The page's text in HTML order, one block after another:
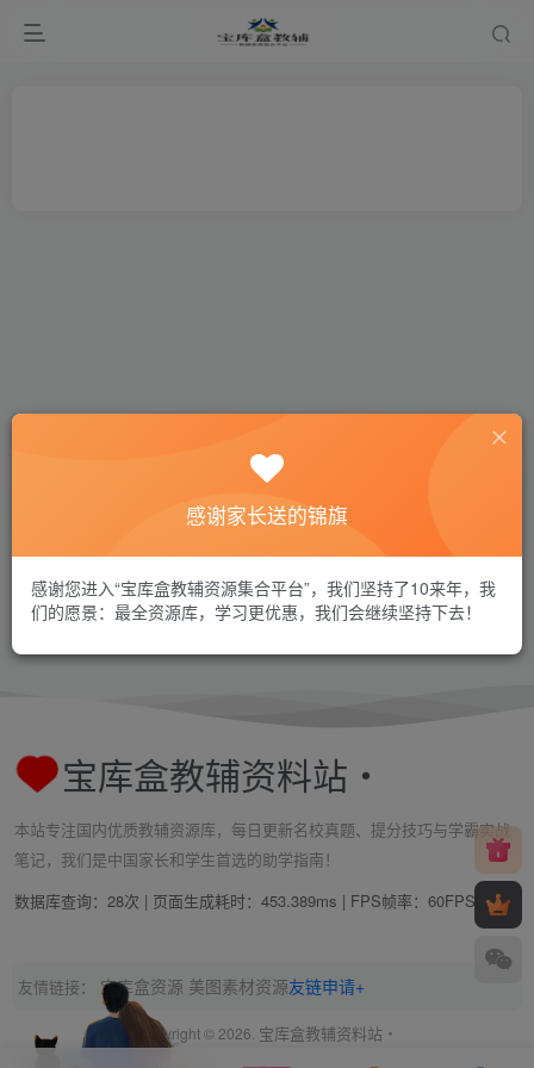
宝库盒教辅资料站・
本站专注国内优质教辅资源库，每日更新名校真题、提分技巧与学霸实战
笔记，我们是中国家长和学生首选的助学指南！
数据库查询：28次 | 页面生成耗时：453.389ms | FPS帧率： 60FPS
友情链接： 宝库盒资源 美图素材资源友链申请+
Copyright © 2026. 宝库盒教辅资料站・
感谢家长送的锦旗
感谢您进入“宝库盒教辅资源集合平台”，我们坚持了10来年，我
们的愿景：最全资源库，学习更优惠，我们会继续坚持下去！